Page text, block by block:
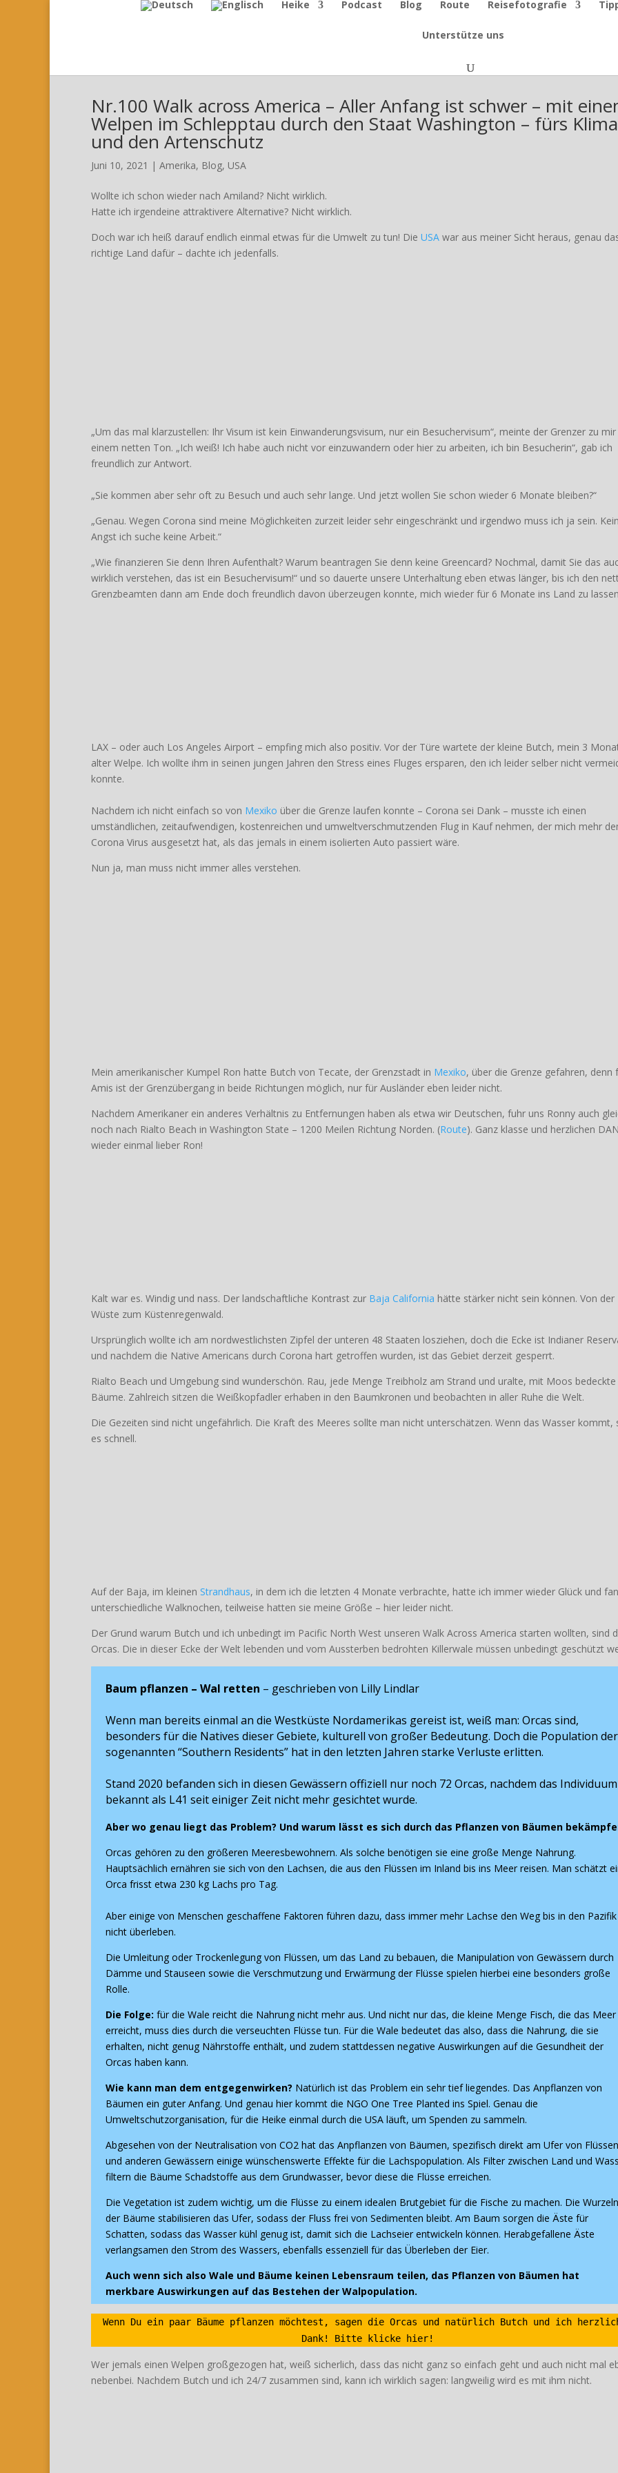
Heike Podcast Blog Route Reisefotografie
Unterstütze uns
Nr.100 Walk across America – Aller Anfang ist schwer – mit
Welpen im Schlepptau durch den Staat Washington – fürs Klima
und den Artenschutz
Juni 10, 2021 | Amerika, Blog, USA
Wollte ich schon wieder nach Amiland? Nicht wirklich.
Hatte ich irgendeine attraktivere Alternative? Nicht wirklich.
Doch war ich heiß darauf endlich einmal etwas für die Umwelt zu tun! Die USA war aus meiner Sicht heraus, genau
richtige Land dafür – dachte ich jedenfalls.
„Um das mal klarzustellen: Ihr Visum ist kein Einwanderungsvisum, nur ein Besuchervisum“, meinte der Grenzer zu mir
einem netten Ton. „Ich weiß! Ich habe auch nicht vor einzuwandern oder hier zu arbeiten, ich bin Besucherin“, gab ich
freundlich zur Antwort.
„Sie kommen aber sehr oft zu Besuch und auch sehr lange. Und jetzt wollen Sie schon wieder 6 Monate bleiben?“
„Genau. Wegen Corona sind meine Möglichkeiten zurzeit leider sehr eingeschränkt und irgendwo muss ich ja sein.
Angst ich suche keine Arbeit.“
„Wie finanzieren Sie denn Ihren Aufenthalt? Warum beantragen Sie denn keine Greencard? Nochmal, damit Sie das
wirklich verstehen, das ist ein Besuchervisum!“ und so dauerte unsere Unterhaltung eben etwas länger, bis ich den
Grenzbeamten dann am Ende doch freundlich davon überzeugen konnte, mich wieder für 6 Monate ins Land zu
LAX – oder auch Los Angeles Airport – empfing mich also positiv. Vor der Türe wartete der kleine Butch, mein 3
alter Welpe. Ich wollte ihm in seinen jungen Jahren den Stress eines Fluges ersparen, den ich leider selber nicht
konnte.
Nachdem ich nicht einfach so von Mexiko über die Grenze laufen konnte – Corona sei Dank – musste ich einen
umständlichen, zeitaufwendigen, kostenreichen und umweltverschmutzenden Flug in Kauf nehmen, der mich mehr
Corona Virus ausgesetzt hat, als das jemals in einem isolierten Auto passiert wäre.
Nun ja, man muss nicht immer alles verstehen.
Mein amerikanischer Kumpel Ron hatte Butch von Tecate, der Grenzstadt in Mexiko, über die Grenze gefahren, denn
Amis ist der Grenzübergang in beide Richtungen möglich, nur für Ausländer eben leider nicht.
Nachdem Amerikaner ein anderes Verhältnis zu Entfernungen haben als etwa wir Deutschen, fuhr uns Ronny auch
noch nach Rialto Beach in Washington State – 1200 Meilen Richtung Norden. (Route). Ganz klasse und herzlichen
wieder einmal lieber Ron!
Kalt war es. Windig und nass. Der landschaftliche Kontrast zur Baja California hätte stärker nicht sein können. Von der
Wüste zum Küstenregenwald.
Ursprünglich wollte ich am nordwestlichsten Zipfel der unteren 48 Staaten losziehen, doch die Ecke ist Indianer
und nachdem die Native Americans durch Corona hart getroffen wurden, ist das Gebiet derzeit gesperrt.
Rialto Beach und Umgebung sind wunderschön. Rau, jede Menge Treibholz am Strand und uralte, mit Moos bedeckte
Bäume. Zahlreich sitzen die Weißkopfadler erhaben in den Baumkronen und beobachten in aller Ruhe die Welt.
Die Gezeiten sind nicht ungefährlich. Die Kraft des Meeres sollte man nicht unterschätzen. Wenn das Wasser kommt,
es schnell.
Auf der Baja, im kleinen Strandhaus, in dem ich die letzten 4 Monate verbrachte, hatte ich immer wieder Glück und
unterschiedliche Walknochen, teilweise hatten sie meine Größe – hier leider nicht.
Der Grund warum Butch und ich unbedingt im Pacific North West unseren Walk Across America starten wollten, sind
Orcas. Die in dieser Ecke der Welt lebenden und vom Aussterben bedrohten Killerwale müssen unbedingt geschützt
Baum pflanzen – Wal retten – geschrieben von Lilly Lindlar
Wenn man bereits einmal an die Westküste Nordamerikas gereist ist, weiß man: Orcas sind,
besonders für die Natives dieser Gebiete, kulturell von großer Bedeutung. Doch die Population der
sogenannten “Southern Residents” hat in den letzten Jahren starke Verluste erlitten.
Stand 2020 befanden sich in diesen Gewässern offiziell nur noch 72 Orcas, nachdem das Individuum
bekannt als L41 seit einiger Zeit nicht mehr gesichtet wurde.
Aber wo genau liegt das Problem? Und warum lässt es sich durch das Pflanzen von Bäumen
Orcas gehören zu den größeren Meeresbewohnern. Als solche benötigen sie eine große Menge Nahrung.
Hauptsächlich ernähren sie sich von den Lachsen, die aus den Flüssen im Inland bis ins Meer reisen. Man schätzt
Orca frisst etwa 230 kg Lachs pro Tag.
Aber einige von Menschen geschaffene Faktoren führen dazu, dass immer mehr Lachse den Weg bis in den Pazifik
nicht überleben.
Die Umleitung oder Trockenlegung von Flüssen, um das Land zu bebauen, die Manipulation von Gewässern durch
Dämme und Stauseen sowie die Verschmutzung und Erwärmung der Flüsse spielen hierbei eine besonders große
Rolle.
Die Folge: für die Wale reicht die Nahrung nicht mehr aus. Und nicht nur das, die kleine Menge Fisch, die das Meer
erreicht, muss dies durch die verseuchten Flüsse tun. Für die Wale bedeutet das also, dass die Nahrung, die sie
erhalten, nicht genug Nährstoffe enthält, und zudem stattdessen negative Auswirkungen auf die Gesundheit der
Orcas haben kann.
Wie kann man dem entgegenwirken? Natürlich ist das Problem ein sehr tief liegendes. Das Anpflanzen von
Bäumen ein guter Anfang. Und genau hier kommt die NGO One Tree Planted ins Spiel. Genau die
Umweltschutzorganisation, für die Heike einmal durch die USA läuft, um Spenden zu sammeln.
Abgesehen von der Neutralisation von CO2 hat das Anpflanzen von Bäumen, spezifisch direkt am Ufer von Flüssen
und anderen Gewässern einige wünschenswerte Effekte für die Lachspopulation. Als Filter zwischen Land und
filtern die Bäume Schadstoffe aus dem Grundwasser, bevor diese die Flüsse erreichen.
Die Vegetation ist zudem wichtig, um die Flüsse zu einem idealen Brutgebiet für die Fische zu machen. Die Wurzeln
der Bäume stabilisieren das Ufer, sodass der Fluss frei von Sedimenten bleibt. Am Baum sorgen die Äste für
Schatten, sodass das Wasser kühl genug ist, damit sich die Lachseier entwickeln können. Herabgefallene Äste
verlangsamen den Strom des Wassers, ebenfalls essenziell für das Überleben der Eier.
Auch wenn sich also Wale und Bäume keinen Lebensraum teilen, das Pflanzen von Bäumen hat
merkbare Auswirkungen auf das Bestehen der Walpopulation.
Wenn Du ein paar Bäume pflanzen möchtest, sagen die Orcas und natürlich Butch und ich
Dank! Bitte klicke hier!
Wer jemals einen Welpen großgezogen hat, weiß sicherlich, dass das nicht ganz so einfach geht und auch nicht mal
nebenbei. Nachdem Butch und ich 24/7 zusammen sind, kann ich wirklich sagen: langweilig wird es mit ihm nicht.